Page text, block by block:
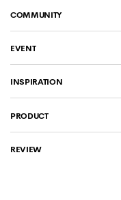
COMMUNITY
EVENT
INSPIRATION
PRODUCT
REVIEW